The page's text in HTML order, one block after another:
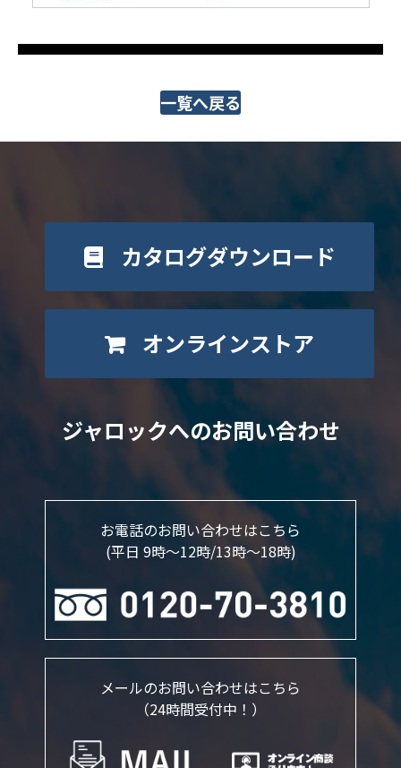
一覧へ戻る
カタログダウンロード
オンラインストア
ジャロックへのお問い合わせ
お電話のお問い合わせはこちら
(平日 9時～12時/13時〜18時)
メールのお問い合わせはこちら
（24時間受付中！）